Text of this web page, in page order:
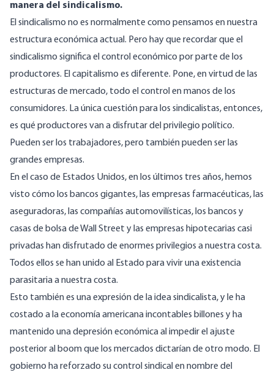
manera del sindicalismo.
El sindicalismo no es normalmente como pensamos en nuestra
estructura económica actual. Pero hay que recordar que el
sindicalismo significa el control económico por parte de los
productores. El capitalismo es diferente. Pone, en virtud de las
estructuras de mercado, todo el control en manos de los
consumidores. La única cuestión para los sindicalistas, entonces,
es qué productores van a disfrutar del privilegio político.
Pueden ser los trabajadores, pero también pueden ser las
grandes empresas.
En el caso de Estados Unidos, en los últimos tres años, hemos
visto cómo los bancos gigantes, las empresas farmacéuticas, las
aseguradoras, las compañías automovilísticas, los bancos y
casas de bolsa de Wall Street y las empresas hipotecarias casi
privadas han disfrutado de enormes privilegios a nuestra costa.
Todos ellos se han unido al Estado para vivir una existencia
parasitaria a nuestra costa.
Esto también es una expresión de la idea sindicalista, y le ha
costado a la economía americana incontables billones y ha
mantenido una depresión económica al impedir el ajuste
posterior al boom que los mercados dictarían de otro modo. El
gobierno ha reforzado su control sindical en nombre del